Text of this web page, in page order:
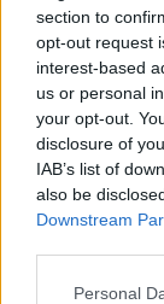
section to
opt-out request
interest-based
us or personal
your opt-out.
disclosure of
IAB’s list of
also be
Downstream
Personal
I lavori più
Addetti
Impiegato
Operatori
Rifiuti6
Commessi
Orario
Part Time51
Lavoro a